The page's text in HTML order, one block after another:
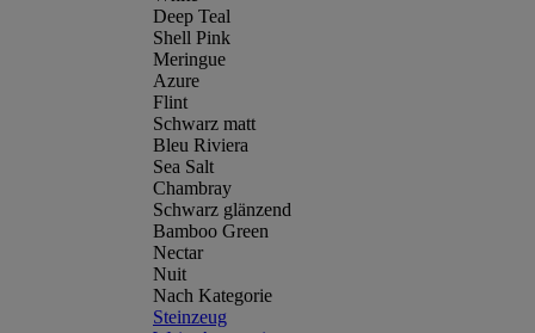
Deep Teal
Shell Pink
Meringue
Azure
Flint
Schwarz matt
Bleu Riviera
Sea Salt
Chambray
Schwarz glänzend
Bamboo Green
Nectar
Nuit
Nach Kategorie
Steinzeug